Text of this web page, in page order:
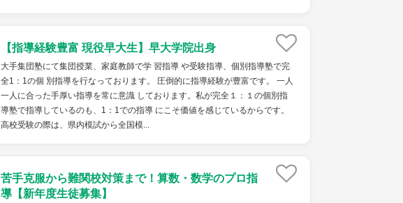
【指導経験豊富 現役早大生】早大学院出身
大手集団塾にて集団授業、家庭教師で学 習指導 や受験指導、個別指導塾で完
全1：1の個 別指導を行なっております。 圧倒的に指導経験が豊富です。 一人
一人に合った手厚い指導を常に意識 しております。私が完全１：１の個別指
導塾で指導しているのも、1：1での指導 にこそ価値を感じているからです。
高校受験の際は、県内模試から全国模...
苦手克服から難関校対策まで！算数・数学のプロ指
導【新年度生徒募集】